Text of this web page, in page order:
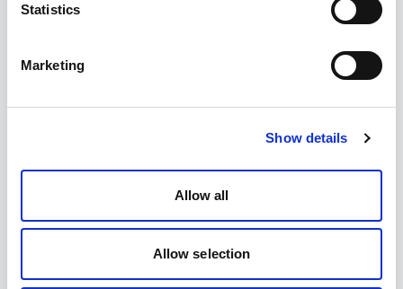
Statistics
Marketing
Show details
Allow all
Allow selection